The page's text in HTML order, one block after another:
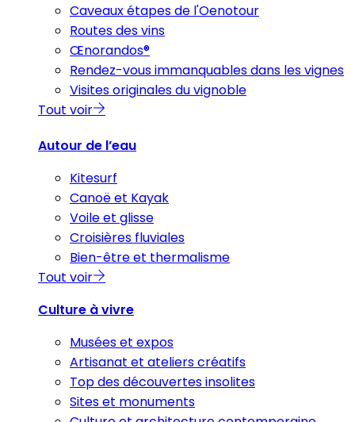
Caveaux étapes de l'Oenotour
Routes des vins
Œnorandos®
Rendez-vous immanquables dans les vignes
Visites originales du vignoble
Tout voir
Autour de l’eau
Kitesurf
Canoë et Kayak
Voile et glisse
Croisières fluviales
Bien-être et thermalisme
Tout voir
Culture à vivre
Musées et expos
Artisanat et ateliers créatifs
Top des découvertes insolites
Sites et monuments